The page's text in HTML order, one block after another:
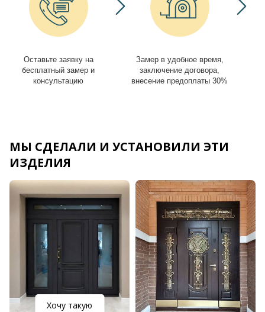
Оставьте заявку на
бесплатный замер и
консультацию
Замер в удобное время,
заключение договора,
внесение предоплаты 30%
МЫ СДЕЛАЛИ И УСТАНОВИЛИ ЭТИ
ИЗДЕЛИЯ
Хочу такую